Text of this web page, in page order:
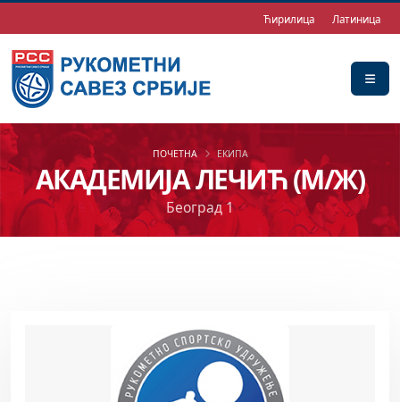
Ћирилица Латиница
АКАДЕМИЈА ЛЕЧИЋ (М/Ж)
Београд 1
ПОЧЕТНА ЕКИПА